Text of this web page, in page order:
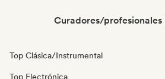
Curadores/profesionales
Top Clásica/Instrumental
Top Electrónica